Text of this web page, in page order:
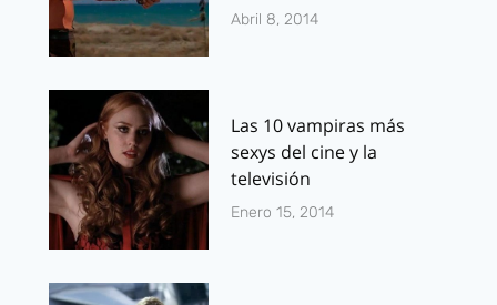
Abril 8, 2014
Las 10 vampiras más
sexys del cine y la
televisión
Enero 15, 2014